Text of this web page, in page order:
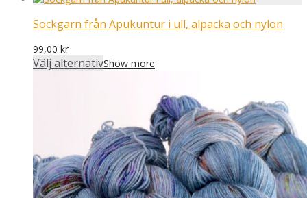
Sockgarn från Apukuntur i ull, alpacka och nylon
99,00 kr
Välj alternativShow more